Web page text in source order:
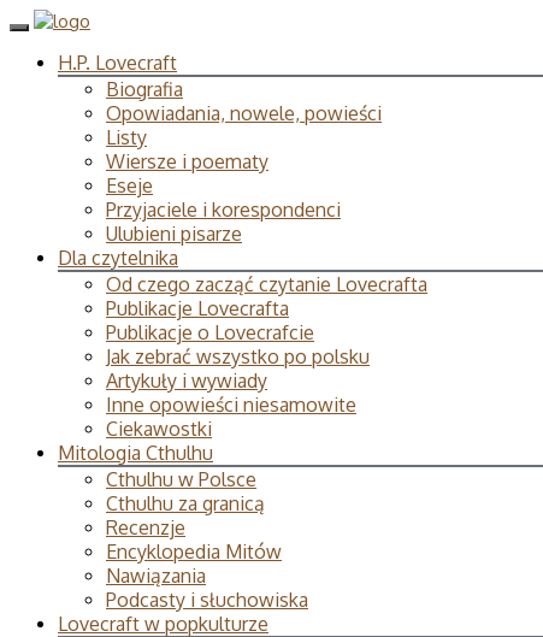
H.P. Lovecraft
Biografia
Opowiadania, nowele, powieści
Listy
Wiersze i poematy
Eseje
Przyjaciele i korespondenci
Ulubieni pisarze
Dla czytelnika
Od czego zacząć czytanie Lovecrafta
Publikacje Lovecrafta
Publikacje o Lovecrafcie
Jak zebrać wszystko po polsku
Artykuły i wywiady
Inne opowieści niesamowite
Ciekawostki
Mitologia Cthulhu
Cthulhu w Polsce
Cthulhu za granicą
Recenzje
Encyklopedia Mitów
Nawiązania
Podcasty i słuchowiska
Lovecraft w popkulturze